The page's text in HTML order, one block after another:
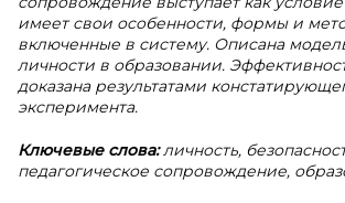
имеет свои особенности, формы и
включенные в систему. Описана
личности в образовании.
доказана результатами
эксперимента.
Ключевые слова:личность,
педагогическое сопровождение,